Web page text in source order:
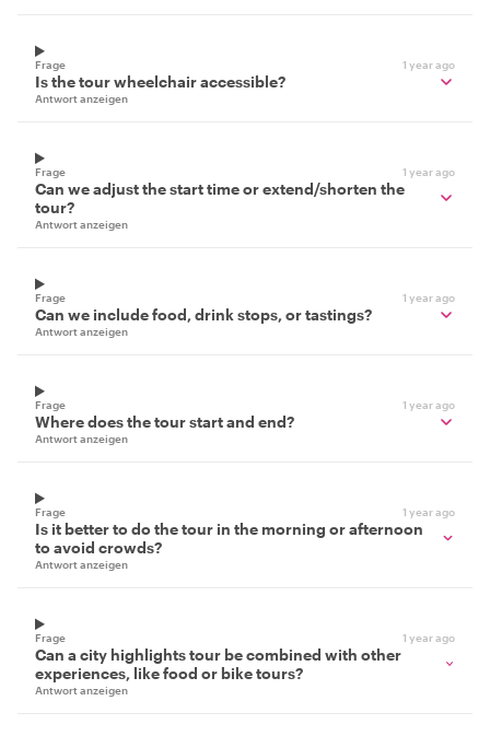
Frage 1 year ago
Is the tour wheelchair accessible?
Antwort anzeigen
Frage 1 year ago
Can we adjust the start time or extend/shorten the
tour?
Antwort anzeigen
Frage 1 year ago
Can we include food, drink stops, or tastings?
Antwort anzeigen
Frage 1 year ago
Where does the tour start and end?
Antwort anzeigen
Frage 1 year ago
Is it better to do the tour in the morning or afternoon
to avoid crowds?
Antwort anzeigen
Frage 1 year ago
Can a city highlights tour be combined with other
experiences, like food or bike tours?
Antwort anzeigen